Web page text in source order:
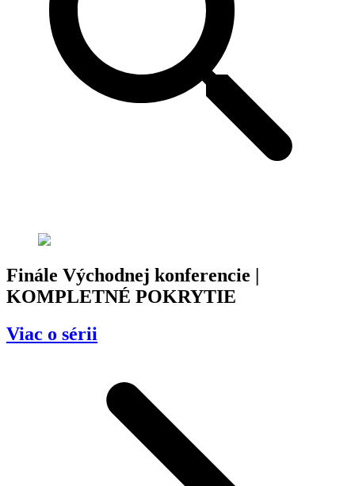
Finále Východnej konferencie |
KOMPLETNÉ POKRYTIE
Viac o sérii